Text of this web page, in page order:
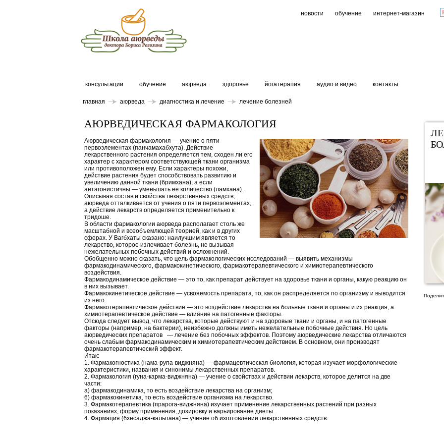
новости обучение интернет-магазин
консультации обучение аюрведа здоровье йогатерапия аудио и видео контакты
главная аюрведа диагностика и лечение лечение болезней
АЮРВЕДИЧЕСКАЯ ФАРМАКОЛОГИЯ
Аюрведическая фармакология — учение о пяти
первоэлементах (панчамахабхута). Действие
лекарственного растения определяется тем, сходен ли его
характер с характером соответствующей ткани организма
или противоположен ему. Если характеры похожи,
действие растения будет способствовать развитию и
увеличению данной ткани (бримхана), а если
антагонистичны — уменьшать ее количество (ламхана).
Описывая состав и свойства лекарственных средств,
аюрведа отталкивается от учения о пяти первоэлементах,
а действие лекарств определяется применительно к
тридоше.
В области фармакологии аюрведа располагает столь же
масштабной и всеобъемлющей теорией, как и в других
сферах. У Вагбхаты сказано: наилучшим является то
лекарство, которое излечивает болезнь, не вызывая
нежелательных побочных действий и осложнений.
Обобщенно можно сказать, что цель фармакологических исследований — выявить механизмы
фармакодинамического, фармакокинетического, фармакотерапевтического и химиотерапевтического
воздействия.
Фармакодинамическое действие — это то, как препарат действует на здоровье ткани и органы, какую реакцию он
в них вызывает.
Фармакокинетическое действие — усвояемость препарата, то, как он распределяется по организму и выводится
из него.
Фармакотерапевтическое действие — это воздействие лекарства на больные ткани и органы и их реакция, а
химиотерапевтическое действие — влияние на патогенные факторы.
Отсюда следует вывод, что лекарства, которые действуют и на здоровые ткани и органы, и на патогенные
факторы (например, на бактерии), неизбежно должны иметь нежелательные побочные действия. Но цель
аюрведических препаратов — лечение без побочных эффектов. Поэтому аюрведические лекарства отличаются
очень слабым фармакодинамическим и химиотерапевтическим действием. В основном, они производят
фармакотерапевтический эффект.
Итак:
1. Фармакогностика (нама-рупа-виджняна) — фармацевтическая биология, которая изучает морфологические
характеристики, названия и синонимы лекарственных препаратов.
2. Фармакология (гуна-карма-виджняна) — учение о свойствах и действии лекарств, которое делится на две
части:
а) фармакодинамика, то есть воздействие лекарства на организм;
6) фармакокинетика, то есть воздействие организма на лекарство.
3. Фармакотерапевтика (прарога-виджняна) изучает применение лекарственных растений при разных
показаниях, форму применения, дозировку и варьирование диеты.
4. Фармация (бхесаджа-кальпана) — учение об изготовлении лекарственных средств.